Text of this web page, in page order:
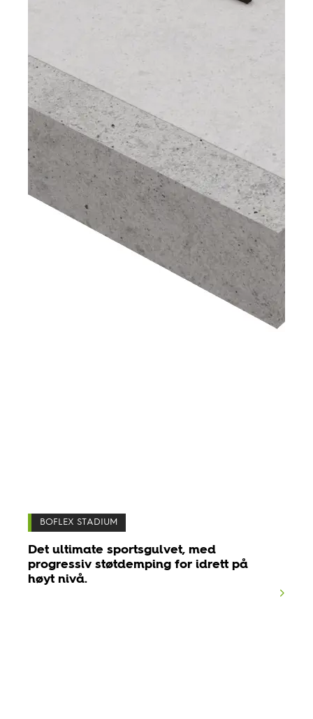
BOFLEX STADIUM
Det ultimate sportsgulvet, med
progressiv støtdemping for idrett på
høyt nivå.